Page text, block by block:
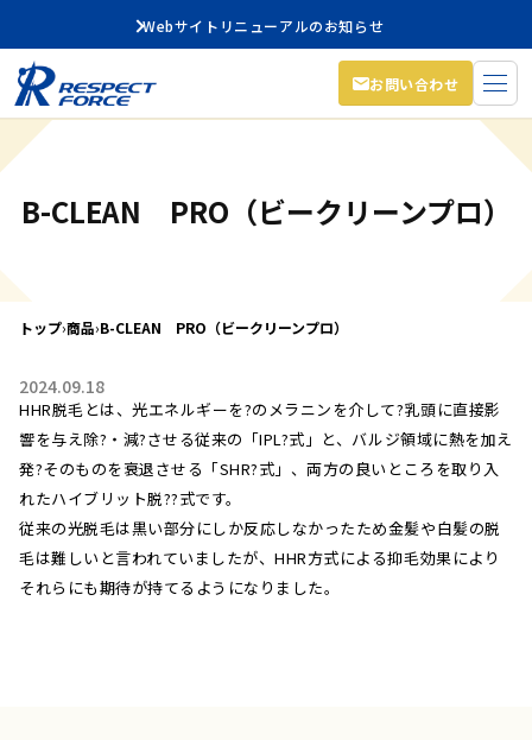
Webサイトリニューアルのお知らせ
お問い合わせ
B-CLEAN PRO（ビークリーンプロ）
トップ›商品›B-CLEAN PRO（ビークリーンプロ）
2024.09.18
HHR脱毛とは、光エネルギーを?のメラニンを介して?乳頭に直接影
響を与え除?・減?させる従来の「IPL?式」と、バルジ領域に熱を加え
発?そのものを衰退させる「SHR?式」、両方の良いところを取り入
れたハイブリット脱??式です。
従来の光脱毛は黒い部分にしか反応しなかったため金髪や白髪の脱
毛は難しいと言われていましたが、HHR方式による抑毛効果により
それらにも期待が持てるようになりました。